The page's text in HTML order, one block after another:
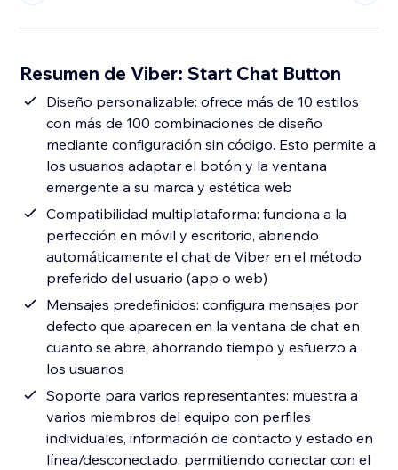
Resumen de Viber: Start Chat Button
Diseño personalizable: ofrece más de 10 estilos
con más de 100 combinaciones de diseño
mediante configuración sin código. Esto permite a
los usuarios adaptar el botón y la ventana
emergente a su marca y estética web
Compatibilidad multiplataforma: funciona a la
perfección en móvil y escritorio, abriendo
automáticamente el chat de Viber en el método
preferido del usuario (app o web)
Mensajes predefinidos: configura mensajes por
defecto que aparecen en la ventana de chat en
cuanto se abre, ahorrando tiempo y esfuerzo a
los usuarios
Soporte para varios representantes: muestra a
varios miembros del equipo con perfiles
individuales, información de contacto y estado en
línea/desconectado, permitiendo conectar con el